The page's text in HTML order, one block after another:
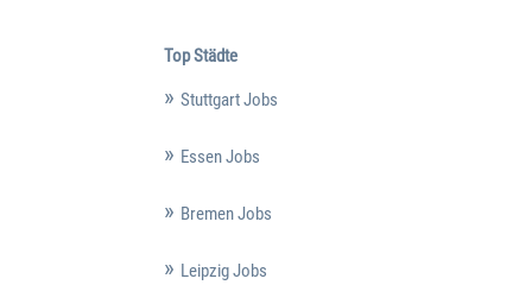
Top Städte
Stuttgart Jobs
Essen Jobs
Bremen Jobs
Leipzig Jobs